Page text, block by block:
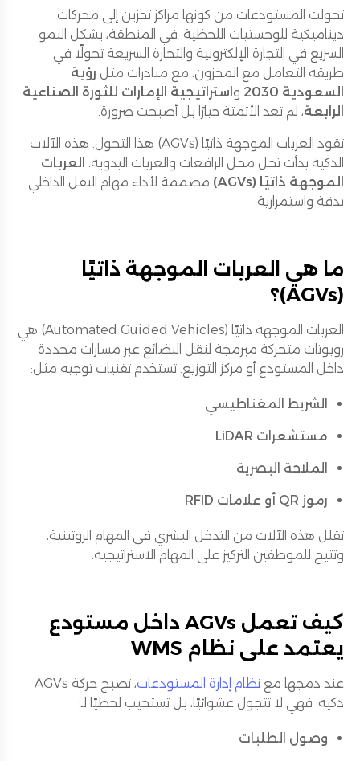
تحولت المستودعات من كونها مراكز تخزين إلى محركات
ديناميكية للوجستيات اللحظية. في المنطقة، يشكل النمو
السريع في التجارة الإلكترونية والتجارة السريعة تحولًا في
طريقة التعامل مع المخزون. مع مبادرات مثل رؤية
السعودية 2030
و استراتيجية الإمارات للثورة الصناعية
الرابعة، لم تعد الأتمتة خيارًا بل أصبحت ضرورة.
تقود العربات الموجهة ذاتيًا (AGVs) هذا التحول. هذه الآلات
الذكية بدأت تحل محل الرافعات والعربات اليدوية.
العربات
الموجهة ذاتيًا (AGVs)
مصممة لأداء مهام النقل الداخلي
بدقة واستمرارية.
ما هي العربات الموجهة ذاتيًا
(AGVs)؟
العربات الموجهة ذاتيًا (Automated Guided Vehicles) هي
روبوتات متحركة مبرمجة لنقل البضائع عبر مسارات محددة
داخل المستودع أو مركز التوزيع. تستخدم تقنيات توجيه مثل:
الشريط المغناطيسي
مستشعرات LiDAR
الملاحة البصرية
رموز QR أو علامات RFID
تقلل هذه الآلات من التدخل البشري في المهام الروتينية،
وتتيح للموظفين التركيز على المهام الاستراتيجية.
كيف تعمل AGVs داخل مستودع
يعتمد على نظام WMS
عند دمجها مع نظام إدارة المستودعات
، تصبح حركة AGVs
ذكية. فهي لا تتجول عشوائيًا، بل تستجيب لحظيًا لـ:
وصول الطلبات